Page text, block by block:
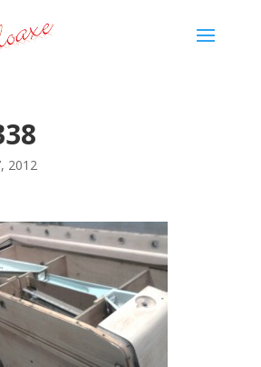
2012